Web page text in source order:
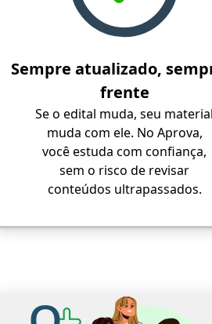
Sempre atualizado,
frente
Se o edital muda, seu material
muda com ele. No Aprova,
você estuda com confiança,
sem o risco de revisar
conteúdos ultrapassados.